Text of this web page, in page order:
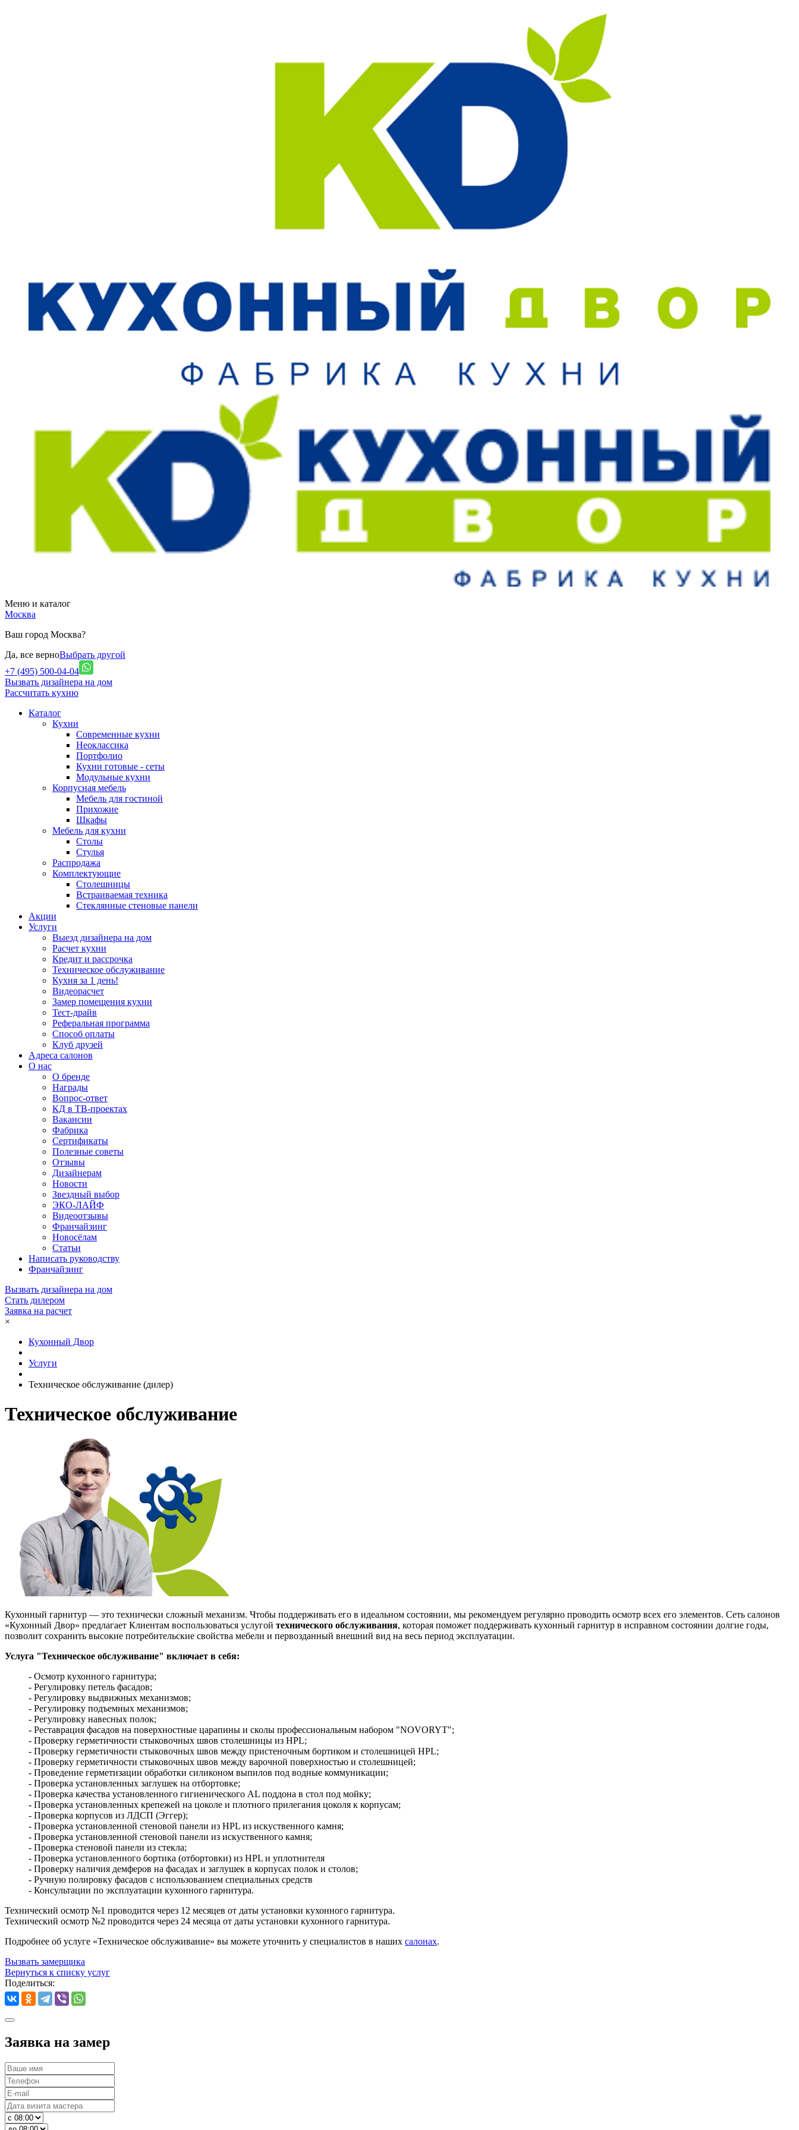
Меню и каталог
Москва
Ваш город Москва?
Да, все верноВыбрать другой
+7 (495) 500-04-04
Вызвать дизайнера на дом
Рассчитать кухню
Каталог
Кухни
Современные кухни
Неоклассика
Портфолио
Кухни готовые - сеты
Модульные кухни
Корпусная мебель
Мебель для гостиной
Прихожие
Шкафы
Мебель для кухни
Столы
Стулья
Распродажа
Комплектующие
Столешницы
Встраиваемая техника
Стеклянные стеновые панели
Акции
Услуги
Выезд дизайнера на дом
Расчет кухни
Кредит и рассрочка
Техническое обслуживание
Кухня за 1 день!
Видеорасчет
Замер помещения кухни
Тест-драйв
Реферальная программа
Способ оплаты
Клуб друзей
Адреса салонов
О нас
О бренде
Награды
Вопрос-ответ
КД в ТВ-проектах
Вакансии
Фабрика
Сертификаты
Полезные советы
Отзывы
Дизайнерам
Новости
Звездный выбор
ЭКО-ЛАЙФ
Видеоотзывы
Франчайзинг
Новосёлам
Статьи
Написать руководству
Франчайзинг
Вызвать дизайнера на дом
Стать дилером
Заявка на расчет
×
Кухонный Двор
Услуги
Техническое обслуживание (дилер)
Техническое обслуживание
Кухонный гарнитур — это технически сложный механизм. Чтобы поддерживать его в идеальном состоянии, мы рекомендуем регулярно проводить осмотр всех его элементов. Сеть салонов
«Кухонный Двор» предлагает Клиентам воспользоваться услугой технического обслуживания, которая поможет поддерживать кухонный гарнитур в исправном состоянии долгие годы,
позволит сохранить высокие потребительские свойства мебели и первозданный внешний вид на весь период эксплуатации.
Услуга "Техническое обслуживание" включает в себя:
- Осмотр кухонного гарнитура;
- Регулировку петель фасадов;
- Регулировку выдвижных механизмов;
- Регулировку подъемных механизмов;
- Регулировку навесных полок;
- Реставрация фасадов на поверхностные царапины и сколы профессиональным набором "NOVORYT";
- Проверку герметичности стыковочных швов столешницы из HPL;
- Проверку герметичности стыковочных швов между пристеночным бортиком и столешницей HPL;
- Проверку герметичности стыковочных швов между варочной поверхностью и столешницей;
- Проведение герметизации обработки силиконом выпилов под водные коммуникации;
- Проверка установленных заглушек на отбортовке;
- Проверка качества установленного гигиенического AL поддона в стол под мойку;
- Проверка установленных крепежей на цоколе и плотного прилегания цоколя к корпусам;
- Проверка корпусов из ЛДСП (Эггер);
- Проверка установленной стеновой панели из HPL из искуственного камня;
- Проверка установленной стеновой панели из искуственного камня;
- Проверка стеновой панели из стекла;
- Проверка установленного бортика (отбортовки) из HPL и уплотнителя
- Проверку наличия демферов на фасадах и заглушек в корпусах полок и столов;
- Ручную полировку фасадов с использованием специальных средств
- Консультации по эксплуатации кухонного гарнитура.
Технический осмотр №1 проводится через 12 месяцев от даты установки кухонного гарнитура.
Технический осмотр №2 проводится через 24 месяца от даты установки кухонного гарнитура.
Подробнее об услуге «Техническое обслуживание» вы можете уточнить у специалистов в наших салонах.
Вызвать замерщика
Вернуться к списку услуг
Поделиться:
Заявка на замер